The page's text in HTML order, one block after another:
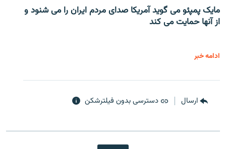
مایک پمپئو می گوید آمریکا صدای مردم ایران را می شنود و
از آنها حمایت می کند
ادامه خبر
ارسال دسترسی بدون فیلترشکن